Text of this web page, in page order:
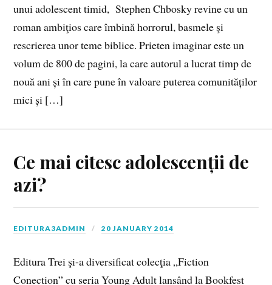
unui adolescent timid, Stephen Chbosky revine cu un
roman ambiţios care îmbină horrorul, basmele şi
rescrierea unor teme biblice. Prieten imaginar este un
volum de 800 de pagini, la care autorul a lucrat timp de
nouă ani și în care pune în valoare puterea comunităților
mici și […]
Ce mai citesc adolescenții de
azi?
EDITURA3ADMIN 20 JANUARY 2014
Editura Trei şi-a diversificat colecţia „Fiction
Conection” cu seria Young Adult lansând la Bookfest